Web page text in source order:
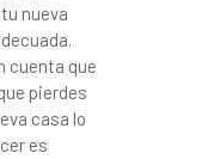
nueva
cuenta que
pierdes
casa lo
es